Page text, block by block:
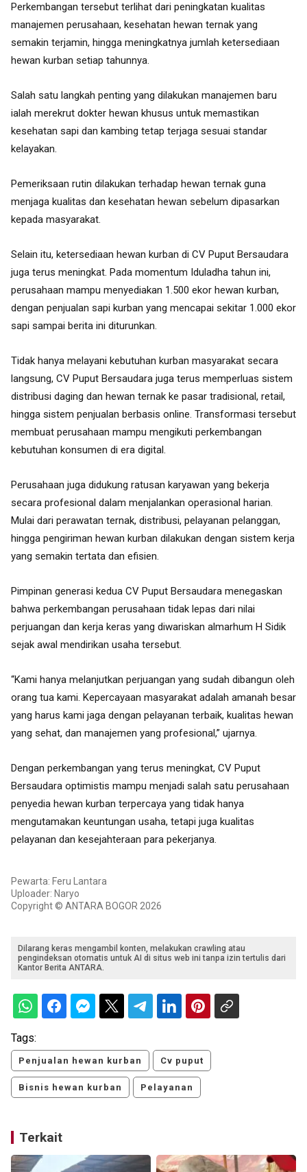
Perkembangan tersebut terlihat dari peningkatan kualitas
manajemen perusahaan, kesehatan hewan ternak yang
semakin terjamin, hingga meningkatnya jumlah ketersediaan
hewan kurban setiap tahunnya.
Salah satu langkah penting yang dilakukan manajemen baru
ialah merekrut dokter hewan khusus untuk memastikan
kesehatan sapi dan kambing tetap terjaga sesuai standar
kelayakan.
Pemeriksaan rutin dilakukan terhadap hewan ternak guna
menjaga kualitas dan kesehatan hewan sebelum dipasarkan
kepada masyarakat.
Selain itu, ketersediaan hewan kurban di CV Puput Bersaudara
juga terus meningkat. Pada momentum Iduladha tahun ini,
perusahaan mampu menyediakan 1.500 ekor hewan kurban,
dengan penjualan sapi kurban yang mencapai sekitar 1.000 ekor
sapi sampai berita ini diturunkan.
Tidak hanya melayani kebutuhan kurban masyarakat secara
langsung, CV Puput Bersaudara juga terus memperluas sistem
distribusi daging dan hewan ternak ke pasar tradisional, retail,
hingga sistem penjualan berbasis online. Transformasi tersebut
membuat perusahaan mampu mengikuti perkembangan
kebutuhan konsumen di era digital.
Perusahaan juga didukung ratusan karyawan yang bekerja
secara profesional dalam menjalankan operasional harian.
Mulai dari perawatan ternak, distribusi, pelayanan pelanggan,
hingga pengiriman hewan kurban dilakukan dengan sistem kerja
yang semakin tertata dan efisien.
Pimpinan generasi kedua CV Puput Bersaudara menegaskan
bahwa perkembangan perusahaan tidak lepas dari nilai
perjuangan dan kerja keras yang diwariskan almarhum H Sidik
sejak awal mendirikan usaha tersebut.
“Kami hanya melanjutkan perjuangan yang sudah dibangun oleh
orang tua kami. Kepercayaan masyarakat adalah amanah besar
yang harus kami jaga dengan pelayanan terbaik, kualitas hewan
yang sehat, dan manajemen yang profesional,” ujarnya.
Dengan perkembangan yang terus meningkat, CV Puput
Bersaudara optimistis mampu menjadi salah satu perusahaan
penyedia hewan kurban terpercaya yang tidak hanya
mengutamakan keuntungan usaha, tetapi juga kualitas
pelayanan dan kesejahteraan para pekerjanya.
Pewarta: Feru Lantara
Uploader: Naryo
Copyright © ANTARA BOGOR 2026
Dilarang keras mengambil konten, melakukan crawling atau
pengindeksan otomatis untuk AI di situs web ini tanpa izin tertulis dari
Kantor Berita ANTARA.
Tags:
Penjualan hewan kurban Cv puput
Bisnis hewan kurban Pelayanan
Terkait